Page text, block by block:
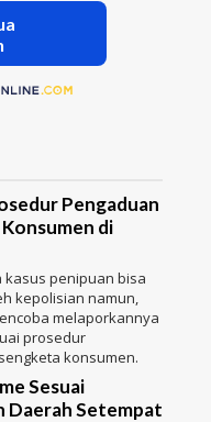
Pengaduan
di
kasus penipuan bisa
kepolisian namun,
melaporkannya
prosedur
konsumen.
Sesuai
Daerah Setempat